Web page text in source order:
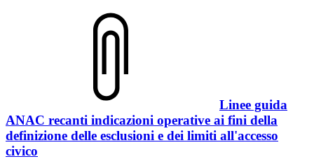
Linee guida
ANAC recanti indicazioni operative ai fini della
definizione delle esclusioni e dei limiti all'accesso
civico